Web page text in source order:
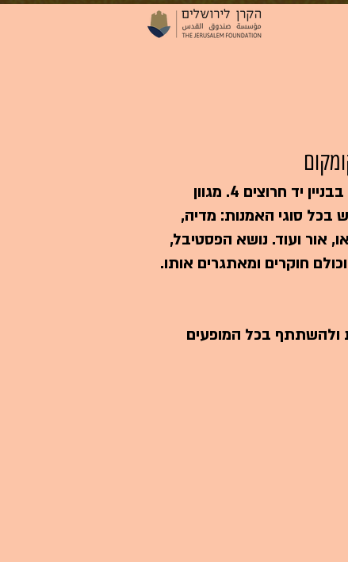
הפרוייקט מתפרש על פני כל הקומה הרביעי בבניין יד חרוצים 4. מגוון
בכל סוגי האמנות: מדיה,
אור ועוד. נושא הפסטיבל,
חוקרים ומאתגרים אותו.
ולהשתתף בכל המופעים